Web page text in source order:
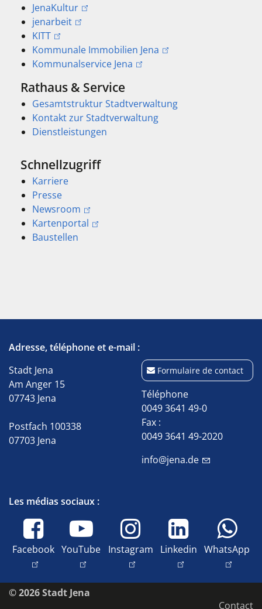
JenaKultur
jenarbeit
KITT
Kommunale Immobilien Jena
Kommunalservice Jena
Rathaus & Service
Gesamtstruktur Stadtverwaltung
Kontakt zur Stadtverwaltung
Dienstleistungen
Schnellzugriff
Karriere
Presse
Newsroom
Kartenportal
Baustellen
Adresse, téléphone et e-mail :
Stadt Jena
Am Anger 15
07743 Jena
Postfach 100338
07703 Jena
Formulaire de contact
Téléphone
0049 3641 49-0
Fax :
0049 3641 49-2020
info@jena.de
Les médias sociaux :
Facebook YouTube Instagram Linkedin WhatsApp
© 2026 Stadt Jena
Contact